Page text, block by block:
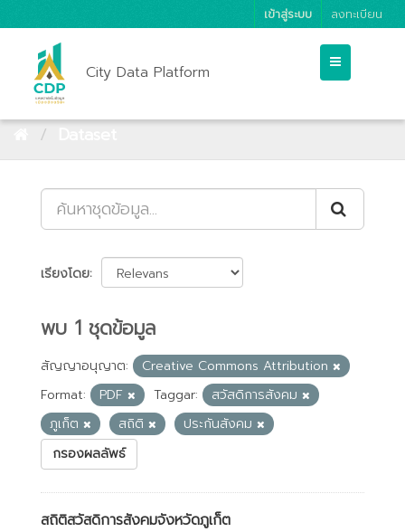
เข้าสู่ระบบ ลงทะเบียน
City Data Platform
เรียงโดย
พบ 1 ชุดข้อมูล
สัญญาอนุญาต:
Creative Commons Attribution
Format:
PDF Taggar:
สวัสดิการสังคม
ภูเก็ต
สถิติ
ประกันสังคม
กรองผลลัพธ์
สถิติสวัสดิการสังคมจังหวัดภูเก็ต